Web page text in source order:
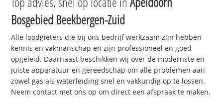
Bosgebied Beekbergen-Zuid
Alle loodgieters die bij ons bedrijf werkzaam zijn hebben
kennis en vakmanschap en zijn professioneel en goed
opgeleid. Daarnaast beschikken wij over de modernste en
juiste apparatuur en gereedschap om alle problemen aan
zowel gas als waterleiding snel en vakkundig op te lossen.
Neem contact met ons op om direct een afspraak te maken.